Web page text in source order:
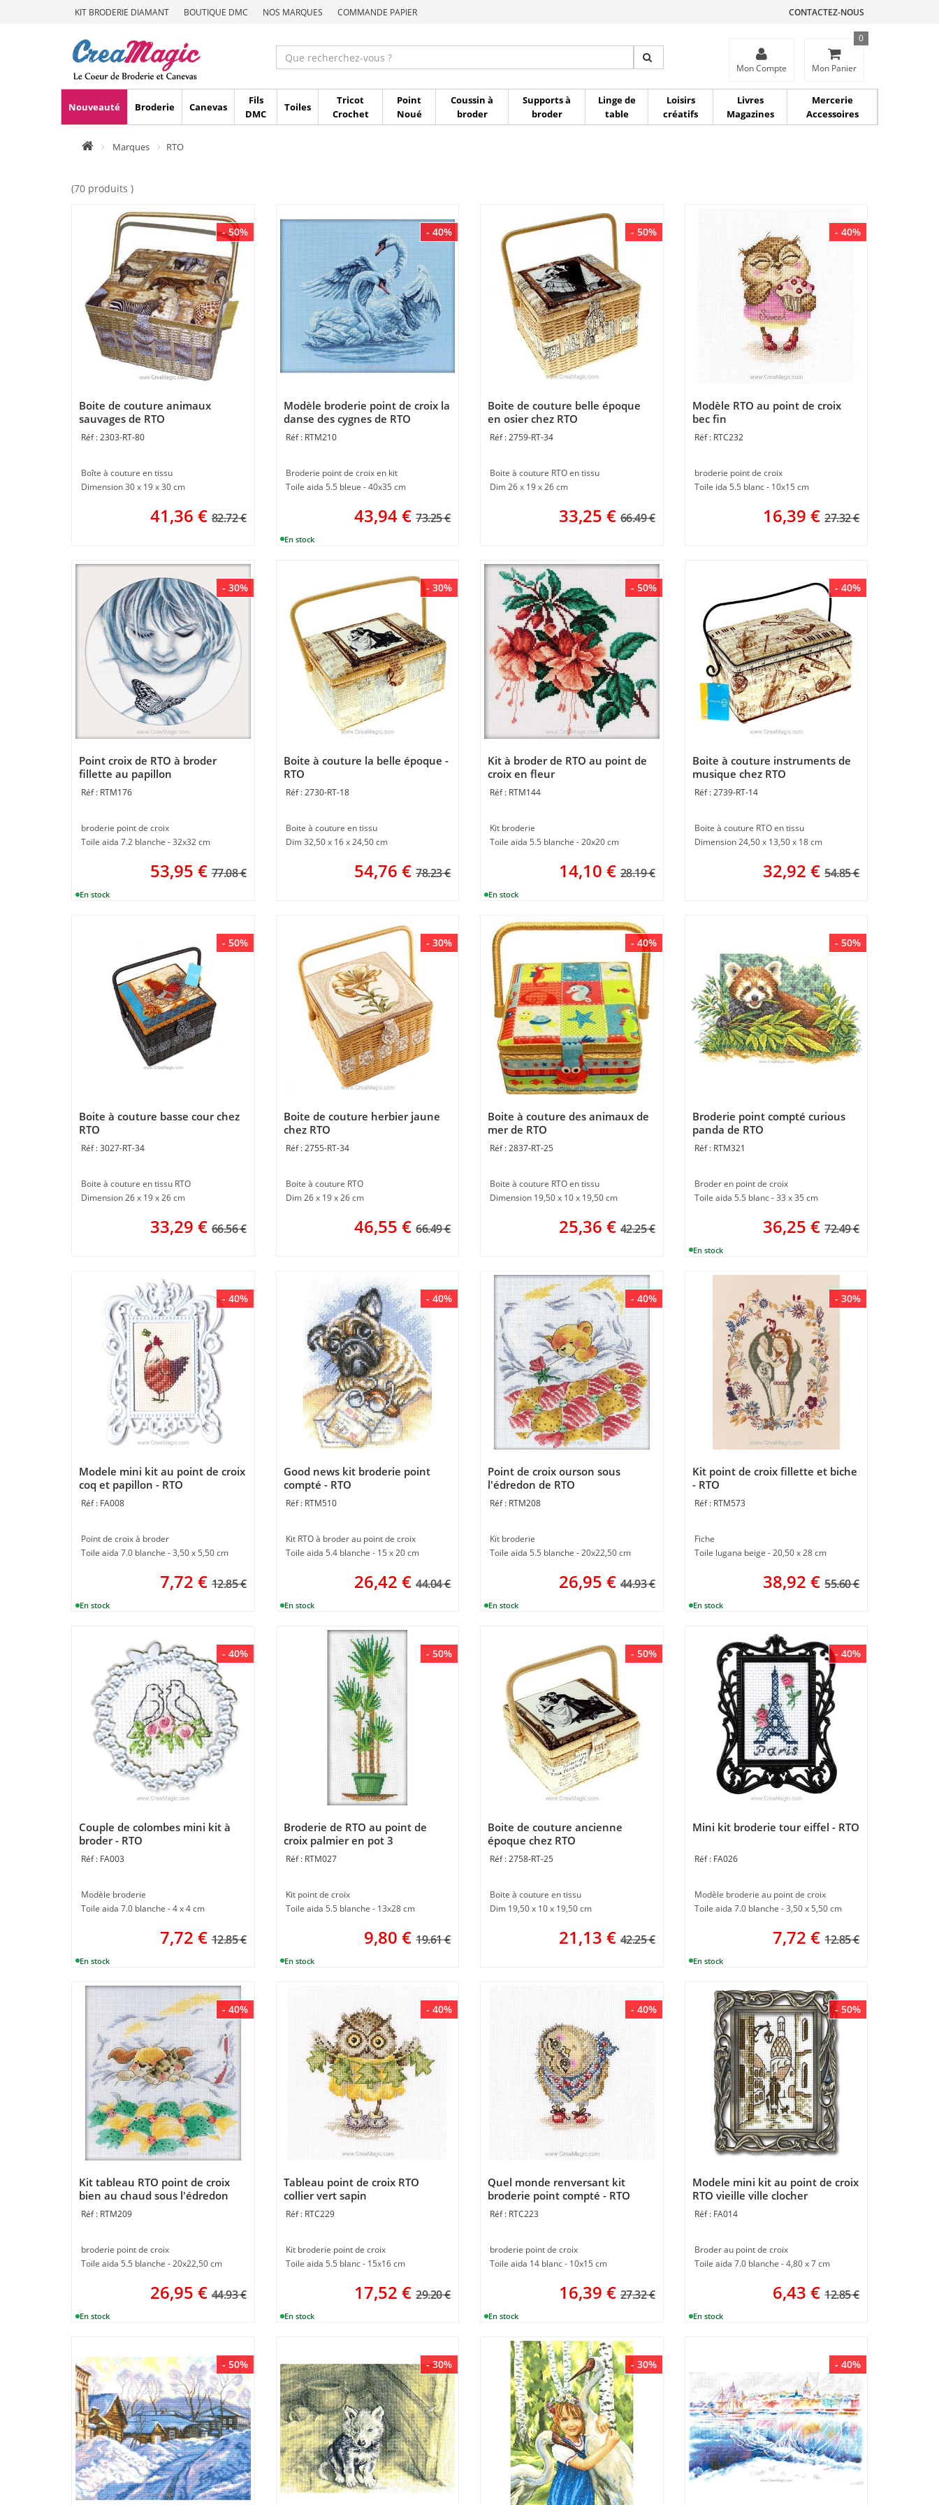
KIT BRODERIE DIAMANT BOUTIQUE DMC NOS MARQUES COMMANDE PAPIER CONTACTEZ-NOUS
Mon Compte Mon Panier
0
Nouveauté Broderie Canevas
Fils
DMC
Toiles
Tricot
Crochet
Point
Noué
Coussin à
broder
Supports à
broder
Linge de
table
Loisirs
créatifs
Livres
Magazines
Mercerie
Accessoires
Marques RTO
(70 produits )
- 50%
Boite de couture animaux
sauvages de RTO
2303-RT-80
Boîte à couture en tissu
Dimension 30 x 19 x 30 cm
41,36 € 82.72 €
- 40%
Modèle broderie point de croix la
danse des cygnes de RTO
RTM210
Broderie point de croix en kit
Toile aida 5.5 bleue - 40x35 cm
43,94€ 73.25 €
- 50%
Boite de couture belle époque
en osier chez RTO
2759-RT-34
Boite à couture RTO en tissu
Dim 26 x 19 x 26 cm
33,25 € 66.49 €
- 40%
Modèle RTO au point de croix
bec fin
RTC232
broderie point de croix
Toile ida 5.5 blanc - 10x15 cm
16,39 € 27.32 €
- 30%
Point croix de RTO à broder
fillette au papillon
RTM176
broderie point de croix
Toile aida 7.2 blanche - 32x32 cm
53,95 € 77.08 €
- 30%
Boite à couture la belle époque -
RTO
2730-RT-18
Boite à couture en tissu
Dim 32,50 x 16 x 24,50 cm
54,76 € 78.23 €
- 50%
Kit à broder de RTO au point de
croix en fleur
RTM144
Kit broderie
Toile aida 5.5 blanche - 20x20 cm
14,10 € 28.19 €
- 40%
Boite à couture instruments de
musique chez RTO
2739-RT-14
Boite à couture RTO en tissu
Dimension 24,50 x 13,50 x 18 cm
32,92 € 54.85 €
- 50%
Boite à couture basse cour chez
RTO
3027-RT-34
Boite à couture en tissu RTO
Dimension 26 x 19 x 26 cm
33,29 € 66.56 €
- 30%
Boite de couture herbier jaune
chez RTO
2755-RT-34
Boite à couture RTO
Dim 26 x 19 x 26 cm
46,55 € 66.49 €
- 40%
Boite à couture des animaux de
mer de RTO
2837-RT-25
Boite à couture RTO en tissu
Dimension 19,50 x 10 x 19,50 cm
25,36 € 42.25 €
- 50%
Broderie point compté curious
panda de RTO
RTM321
Broder en point de croix
Toile aida 5.5 blanc - 33 x 35 cm
36,25 € 72.49 €
- 40%
Modele mini kit au point de croix
coq et papillon - RTO
FA008
Point de croix à broder
Toile aida 7.0 blanche - 3,50 x 5,50 cm
7,72 € 12.85 €
- 40%
Good news kit broderie point
compté - RTO
RTM510
Kit RTO à broder au point de croix
Toile aida 5.4 blanche - 15 x 20 cm
26,42 € 44.04 €
- 40%
Point de croix ourson sous
l'édredon de RTO
RTM208
Kit broderie
Toile aida 5.5 blanche - 20x22,50 cm
26,95 € 44.93 €
- 30%
Kit point de croix fillette et biche
- RTO
RTM573
Fiche
Toile lugana beige - 20,50 x 28 cm
38,92 € 55.60 €
- 40%
Couple de colombes mini kit à
broder - RTO
FA003
Modèle broderie
Toile aida 7.0 blanche - 4 x 4 cm
7,72 € 12.85 €
- 50%
Broderie de RTO au point de
croix palmier en pot 3
RTM027
Kit point de croix
Toile aida 5.5 blanche - 13x28 cm
9,80 € 19.61 €
- 50%
Boite de couture ancienne
époque chez RTO
2758-RT-25
Boite à couture en tissu
Dim 19,50 x 10 x 19,50 cm
21,13 € 42.25 €
- 40%
Mini kit broderie tour eiffel - RTO
FA026
Modèle broderie au point de croix
Toile aida 7.0 blanche - 3,50 x 5,50 cm
7,72 € 12.85 €
- 40%
Kit tableau RTO point de croix
bien au chaud sous l'édredon
RTM209
broderie point de croix
Toile aida 5.5 blanche - 20x22,50 cm
26,95 € 44.93 €
- 40%
Tableau point de croix RTO
collier vert sapin
RTC229
Kit broderie point de croix
Toile aida 5.5 blanc - 15x16 cm
17,52 € 29.20 €
- 40%
Quel monde renversant kit
broderie point compté - RTO
RTC223
broderie point de croix
Toile aida 14 blanc - 10x15 cm
16,39 € 27.32 €
- 50%
Modele mini kit au point de croix
RTO vieille ville clocher
FA014
Broder au point de croix
Toile aida 7.0 blanche - 4,80 x 7 cm
6,43 € 12.85 €
- 50% - 30% - 30% - 40%